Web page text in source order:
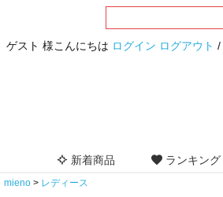
ゲスト 様こんにちは ログイン ログアウト /
新着商品 ランキング
mieno レディース